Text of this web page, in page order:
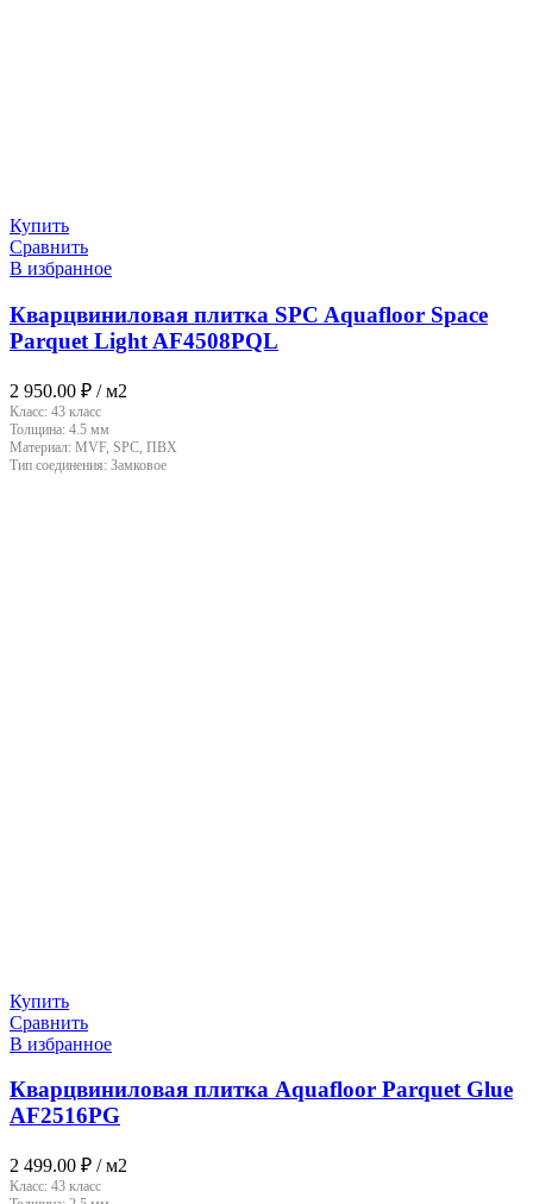
Купить
Сравнить
В избранное
Кварцвиниловая плитка SPC Aquafloor Space
Parquet Light AF4508PQL
2 950.00 ₽ / м2
Класс: 43 класс
Толщина: 4.5 мм
Материал: MVF, SPC, ПВХ
Тип соединения: Замковое
Купить
Сравнить
В избранное
Кварцвиниловая плитка Aquafloor Parquet Glue
AF2516PG
2 499.00 ₽ / м2
Класс: 43 класс